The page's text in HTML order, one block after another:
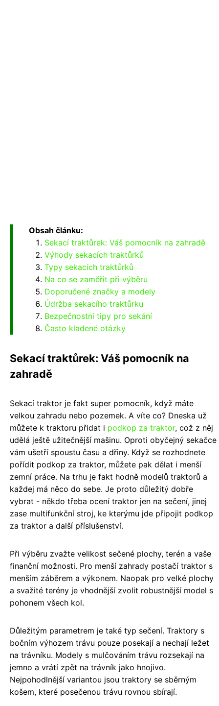
Obsah článku:
Sekací traktůrek: Váš pomocník na zahradě
Výhody sekacích traktůrků
Typy sekacích traktůrků
Na co se zaměřit při výběru
Doporučené značky a modely
Údržba sekacího traktůrku
Bezpečnostní tipy pro sekání
Často kladené otázky
Sekací traktůrek: Váš pomocník na
zahradě
Sekací traktor je fakt super pomocník, když máte
velkou zahradu nebo pozemek. A víte co? Dneska už
můžete k traktoru přidat i podkop za traktor, což z něj
udělá ještě užitečnější mašinu. Oproti obyčejný sekačce
vám ušetří spoustu času a dřiny. Když se rozhodnete
pořídit podkop za traktor, můžete pak dělat i menší
zemní práce. Na trhu je fakt hodně modelů traktorů a
každej má něco do sebe. Je proto důležitý dobře
vybrat - někdo třeba ocení traktor jen na sečení, jinej
zase multifunkční stroj, ke kterýmu jde připojit podkop
za traktor a další příslušenství.
Při výběru zvažte velikost sečené plochy, terén a vaše
finanční možnosti. Pro menší zahrady postačí traktor s
menším záběrem a výkonem. Naopak pro velké plochy
a svažité terény je vhodnější zvolit robustnější model s
pohonem všech kol.
Důležitým parametrem je také typ sečení. Traktory s
bočním výhozem trávu pouze posekají a nechají ležet
na trávníku. Modely s mulčováním trávu rozsekají na
jemno a vrátí zpět na trávník jako hnojivo.
Nejpohodlnější variantou jsou traktory se sběrným
košem, které posečenou trávu rovnou sbírají.